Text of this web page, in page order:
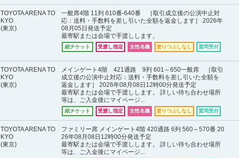
TOYOTA ARENA TO
KYO
(東京)
一般席4階 11列 610番-640番 ［取引成立後の公演中止対
応：送料・手数料を差し引いた全額を返金します］ 2026年
08月05日発送予定
最寄駅または会場で手渡しします。
紙チケット 受渡し指定 女性名義 塗りつぶしなし 質問受付
TOYOTA ARENA TO
KYO
(東京)
メインゲート4階 421通路 9列 601～650一般席 ［取引
成立後の公演中止対応：送料・手数料を差し引いた全額を
返金します］ 2026年08月08日12時00分発送予定
最寄駅または会場で手渡しします。 詳しい待ち合わせ場所
等は、ご入金後にマイページ...
紙チケット 受渡し指定 女性名義 塗りつぶしなし 質問受付
TOYOTA ARENA TO
KYO
(東京)
ファミリー席 メインゲート4階 420通路 6列 560～570番 20
26年08月08日12時00分発送予定
最寄駅または会場で手渡しします。 詳しい待ち合わせ場所
等は、ご入金後にマイページ...